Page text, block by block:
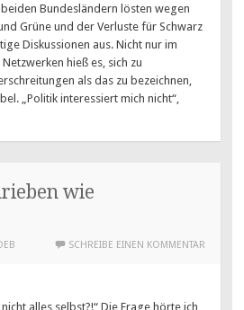
Bundesländern lösten wegen
Grüne und der Verluste für Schwarz
Diskussionen aus. Nicht nur im
hieß es, sich zu
als das zu bezeichnen,
„Politik interessiert mich nicht“,
wie
SCHREIBE EINEN KOMMENTAR
alles selbst?!“ Die Frage hörte ich